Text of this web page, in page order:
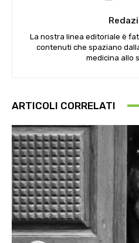
La nostra linea editoriale è
contenuti che spaziano
medicina allo
ARTICOLI CORRELATI